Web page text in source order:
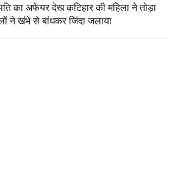
का अफेयर देख कटिहार की महिला ने तोड़ा
ने खंभे से बांधकर जिंदा जलाया